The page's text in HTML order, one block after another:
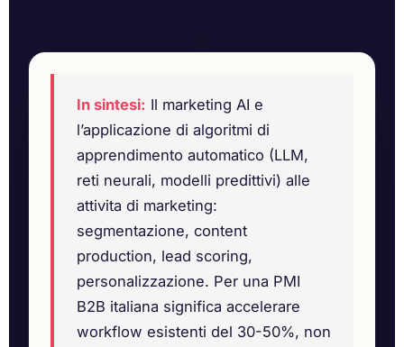
In sintesi: Il marketing AI e
l’applicazione di algoritmi di
apprendimento automatico (LLM,
reti neurali, modelli predittivi) alle
attivita di marketing:
segmentazione, content
production, lead scoring,
personalizzazione. Per una PMI
B2B italiana significa accelerare
workflow esistenti del 30-50%, non